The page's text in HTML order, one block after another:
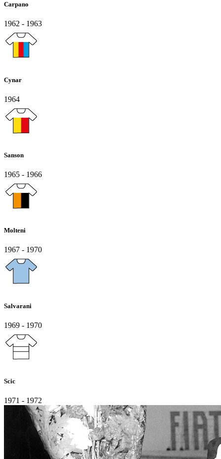
Carpano
1962 - 1963
Cynar
1964
Sanson
1965 - 1966
Molteni
1967 - 1970
Salvarani
1969 - 1970
Scic
1971 - 1972